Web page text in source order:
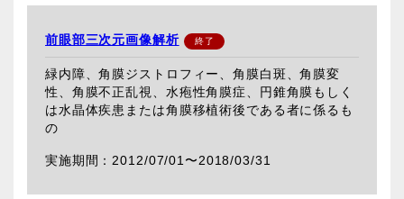
前眼部三次元画像解析
緑内障、角膜ジストロフィー、角膜白斑、角膜変
性、角膜不正乱視、水疱性角膜症、円錐角膜もしく
は水晶体疾患または角膜移植術後である者に係るも
の
2012/07/01〜2018/03/31